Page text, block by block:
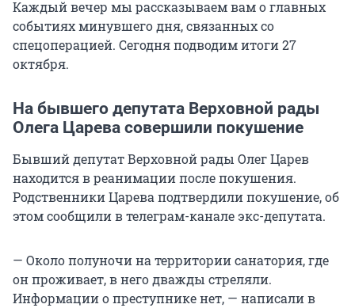
Каждый вечер мы рассказываем вам о главных
событиях минувшего дня, связанных со
спецоперацией. Сегодня подводим итоги 27
октября.
На бывшего депутата Верховной рады
Олега Царева совершили покушение
Бывший депутат Верховной рады Олег Царев
находится в реанимации после покушения.
Родственники Царева подтвердили покушение, об
этом сообщили в телеграм-канале экс-депутата.
— Около полуночи на территории санатория, где
он проживает, в него дважды стреляли.
Информации о преступнике нет, — написали в